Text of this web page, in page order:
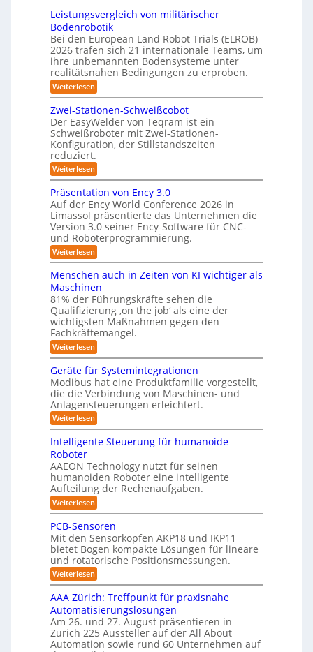
r
6
m
3
D
-
S
t
e
r
e
o
-
K
a
m
r
a
s
y
s
t
e
m
ü
r
R
o
b
o
t
i
k
u
d
L
o
g
i
s
t
i
k
u
t
t
l
e
-
S
y
s
t
e
m
f
ü
r
R
e
i
n
r
ä
u
m
e
b
i
I
S
O
-
K
l
s
s
e
5
z
e
r
t
i
f
i
z
i
e
Leistungsvergleich von militärischer
Bodenrobotik
Bei den European Land Robot Trials (ELROB)
2026 trafen sich 21 internationale Teams, um
ihre unbemannten Bodensysteme unter
realitätsnahen Bedingungen zu erproben.
Weiterlesen:
L
e
i
s
t
u
g
s
v
e
r
g
l
e
i
c
h
v
o
n
m
i
l
i
t
ä
r
i
s
c
h
e
r
B
o
d
n
r
o
b
o
t
i
k
Zwei-Stationen-Schweißcobot
Der EasyWelder von Teqram ist ein
Schweißroboter mit Zwei-Stationen-
Konfiguration, der Stillstandszeiten
reduziert.
Weiterlesen:
Z
w
e
i
-
S
t
a
t
i
o
n
e
n
-
S
c
h
w
i
ß
c
o
b
o
t
Präsentation von Ency 3.0
Auf der Ency World Conference 2026 in
Limassol präsentierte das Unternehmen die
Version 3.0 seiner Ency-Software für CNC-
und Roboterprogrammierung.
Weiterlesen:
P
ä
s
e
n
t
a
t
i
o
n
v
o
n
E
n
c
y
3
0
Menschen auch in Zeiten von KI wichtiger als
Maschinen
81% der Führungskräfte sehen die
Qualifizierung ‚on the job‘ als eine der
wichtigsten Maßnahmen gegen den
Fachkräftemangel.
Weiterlesen:
M
n
s
c
h
e
n
u
h
i
n
Z
e
i
e
n
v
o
n
K
w
i
c
h
t
i
Geräte für Systemintegrationen
Modibus hat eine Produktfamilie vorgestellt,
die die Verbindung von Maschinen- und
Anlagensteuerungen erleichtert.
Weiterlesen:
G
e
r
t
e
f
ü
r
S
y
s
t
e
m
i
n
t
e
g
r
a
t
Intelligente Steuerung für humanoide
Roboter
AAEON Technology nutzt für seinen
humanoiden Roboter eine intelligente
Aufteilung der Rechenaufgaben.
Weiterlesen:
I
t
e
l
l
i
g
e
n
t
e
S
t
e
PCB-Sensoren
Mit den Sensorköpfen AKP18 und IKP11
bietet Bogen kompakte Lösungen für lineare
und rotatorische Positionsmessungen.
Weiterlesen:
P
C
B
-
S
e
n
AAA Zürich: Treffpunkt für praxisnahe
Automatisierungslösungen
Am 26. und 27. August präsentieren in
Zürich 225 Aussteller auf der All About
Automation sowie rund 60 Unternehmen auf